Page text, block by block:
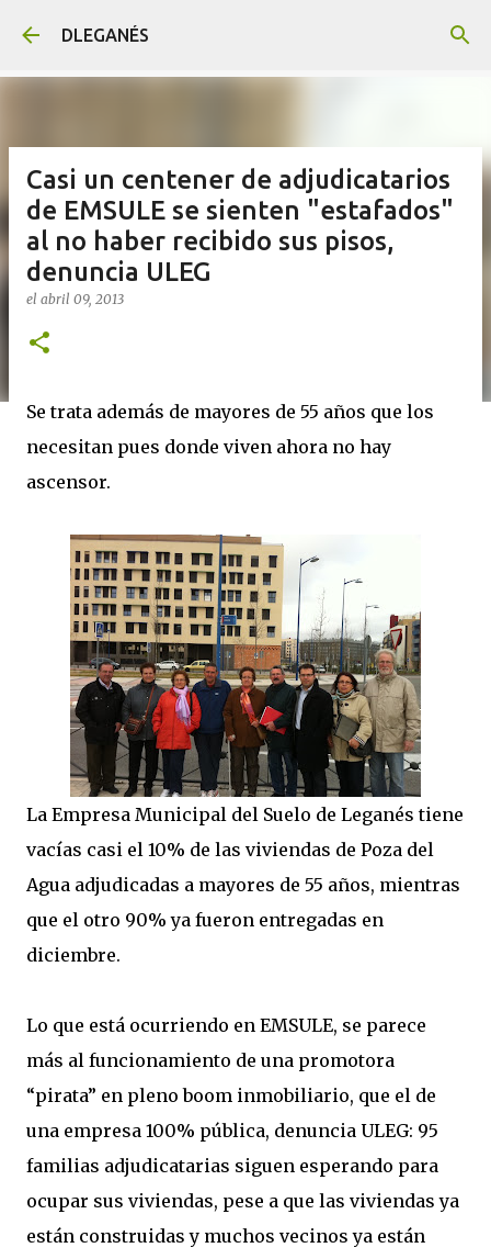
DLEGANÉS
Casi un centener de adjudicatarios
de EMSULE se sienten "estafados"
al no haber recibido sus pisos,
denuncia ULEG
el abril 09, 2013
Se trata además de mayores de 55 años que los
necesitan pues donde viven ahora no hay
ascensor.
La Empresa Municipal del Suelo de Leganés tiene
vacías casi el 10% de las viviendas de Poza del
Agua adjudicadas a mayores de 55 años, mientras
que el otro 90% ya fueron entregadas en
diciembre.
Lo que está ocurriendo en EMSULE, se parece
más al funcionamiento de una promotora
“pirata” en pleno boom inmobiliario, que el de
una empresa 100% pública, denuncia ULEG: 95
familias adjudicatarias siguen esperando para
ocupar sus viviendas, pese a que las viviendas ya
están construidas y muchos vecinos ya están